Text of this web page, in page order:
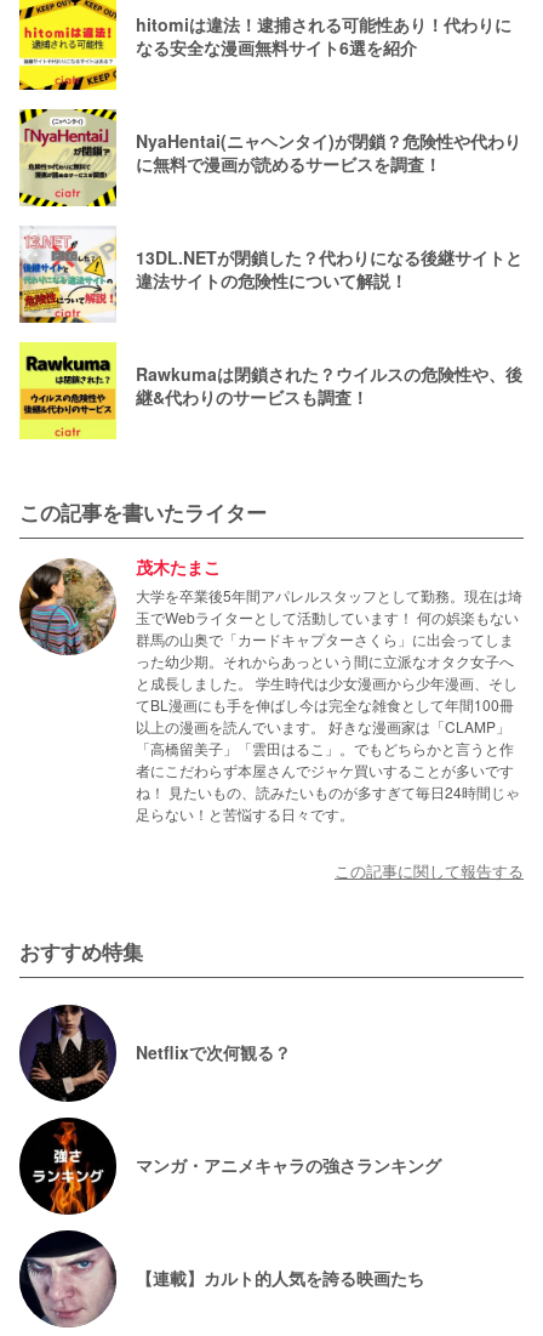
hitomiは違法！逮捕される可能性あり！代わりに
なる安全な漫画無料サイト6選を紹介
NyaHentai(ニャヘンタイ)が閉鎖？危険性や代わり
に無料で漫画が読めるサービスを調査！
13DL.NETが閉鎖した？代わりになる後継サイトと
違法サイトの危険性について解説！
Rawkumaは閉鎖された？ウイルスの危険性や、後
継&代わりのサービスも調査！
この記事を書いたライター
茂木たまこ
大学を卒業後5年間アパレルスタッフとして勤務。現在は埼
玉でWebライターとして活動しています！ 何の娯楽もない
群馬の山奥で「カードキャプターさくら」に出会ってしま
った幼少期。それからあっという間に立派なオタク女子へ
と成長しました。 学生時代は少女漫画から少年漫画、そし
てBL漫画にも手を伸ばし今は完全な雑食として年間100冊
以上の漫画を読んでいます。 好きな漫画家は「CLAMP」
「高橋留美子」「雲田はるこ」。でもどちらかと言うと作
者にこだわらず本屋さんでジャケ買いすることが多いです
ね！ 見たいもの、読みたいものが多すぎて毎日24時間じゃ
足らない！と苦悩する日々です。
この記事に関して報告する
おすすめ特集
Netflixで次何観る？
マンガ・アニメキャラの強さランキング
【連載】カルト的人気を誇る映画たち